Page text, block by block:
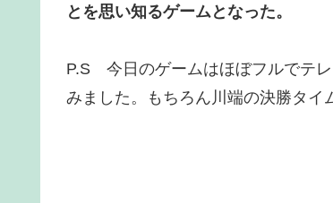
とを思い知るゲームとなった。
P.S 今日のゲームはほぼフルでテ
みました。もちろん川端の決勝タイ